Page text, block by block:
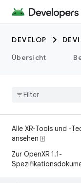
DEVELOP
Übersicht
Alle XR-Tools und
ansehen ⍐
Zur OpenXR 1.1-